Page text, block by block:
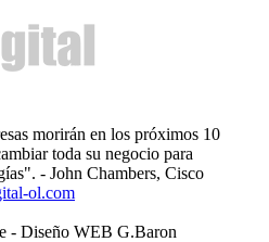
morirán en los próximos 10
toda su negocio para
- John Chambers, Cisco
ol.com
- Diseño WEB G.Baron